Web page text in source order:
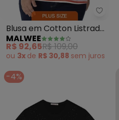
Blusa em Cotton Listrado
Plus (Rosa Claro)
MALWEE
R$ 92,65R$ 109,00
ou 3x de R$ 30,88 sem juros
-4%